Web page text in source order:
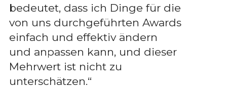
bedeutet, dass ich Dinge für die
von uns durchgeführten Awards
einfach und effektiv ändern
und anpassen kann, und dieser
Mehrwert ist nicht zu
unterschätzen.“